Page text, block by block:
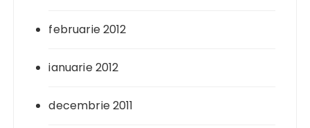
februarie 2012
ianuarie 2012
decembrie 2011